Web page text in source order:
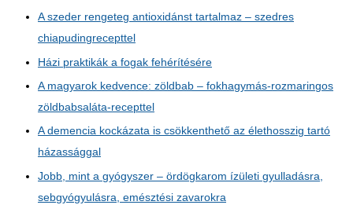
A szeder rengeteg antioxidánst tartalmaz – szedres
chiapudingrecepttel
Házi praktikák a fogak fehérítésére
A magyarok kedvence: zöldbab – fokhagymás-rozmaringos
zöldbabsaláta-recepttel
A demencia kockázata is csökkenthető az élethosszig tartó
házassággal
Jobb, mint a gyógyszer – ördögkarom ízületi gyulladásra,
sebgyógyulásra, emésztési zavarokra